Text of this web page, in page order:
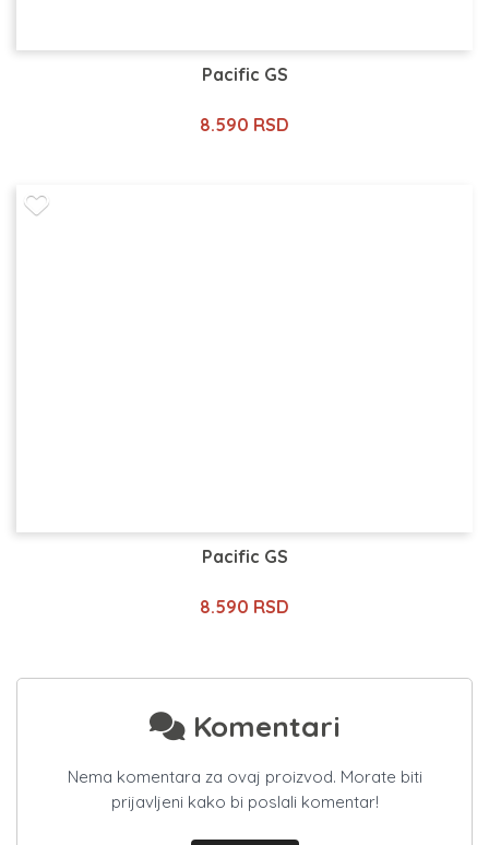
Pacific GS
8.590 RSD
Pacific GS
8.590 RSD
Komentari
Nema komentara za ovaj proizvod. Morate biti
prijavljeni kako bi poslali komentar!